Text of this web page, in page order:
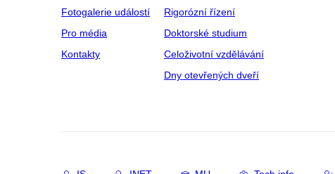
Fotogalerie událostí
Pro média
Kontakty
Rigorózní řízení
Doktorské studium
Celoživotní vzdělávání
Dny otevřených dveří